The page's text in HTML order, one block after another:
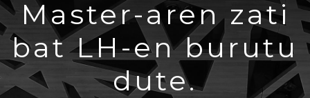
Master-aren zati
bat LH-en burutu
dute.